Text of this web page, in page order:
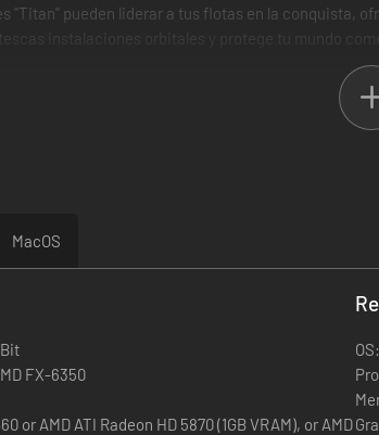
"Titan" pueden liderar a tus flotas en la conquista,
espaciales que asaltan imperios ya establecidos y
una nueva crisis en el juego!
de ascensión y elementos cívicos, además de las
de planetas, tres nuevos temas musicales
MacOS
FX-6350
ATI Radeon HD 5870 (1GB VRAM), or AMD
OS: